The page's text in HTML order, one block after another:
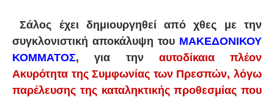
Σάλος έχει δημιουργηθεί από χθες με την
συγκλονιστική αποκάλυψη του ΜΑΚΕΔΟΝΙΚΟΥ
ΚΟΜΜΑΤΟΣ, για την αυτοδίκαια πλέον
Ακυρότητα της Συμφωνίας των Πρεσπών, λόγω
παρέλευσης της καταληκτικής προθεσμίας που